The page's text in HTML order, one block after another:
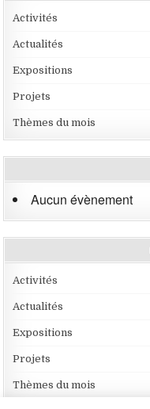
Activités
Actualités
Expositions
Projets
Thèmes du mois
Aucun évènement
Activités
Actualités
Expositions
Projets
Thèmes du mois